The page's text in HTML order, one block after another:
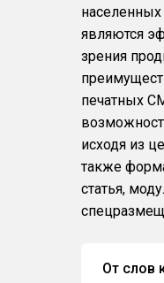
населенных
являются
зрения
печатных
исходя из
также
статья,
От слов